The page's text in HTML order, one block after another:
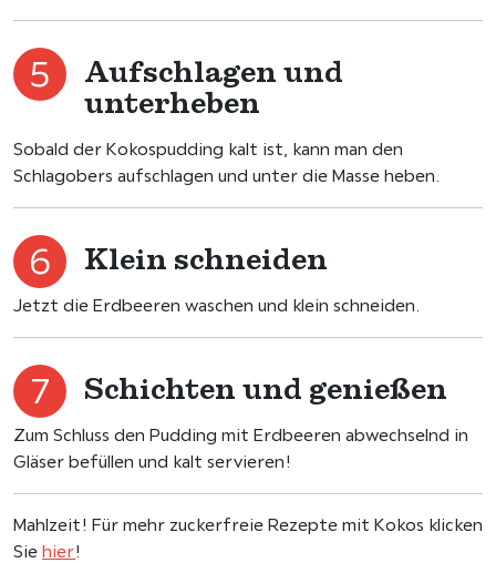
Aufschlagen und
unterheben
Sobald der Kokospudding kalt ist, kann man den
Schlagobers aufschlagen und unter die Masse heben.
Klein schneiden
Jetzt die Erdbeeren waschen und klein schneiden.
Schichten und genießen
Zum Schluss den Pudding mit Erdbeeren abwechselnd in
Gläser befüllen und kalt servieren!
Mahlzeit! Für mehr zuckerfreie Rezepte mit Kokos klicken
Sie hier!